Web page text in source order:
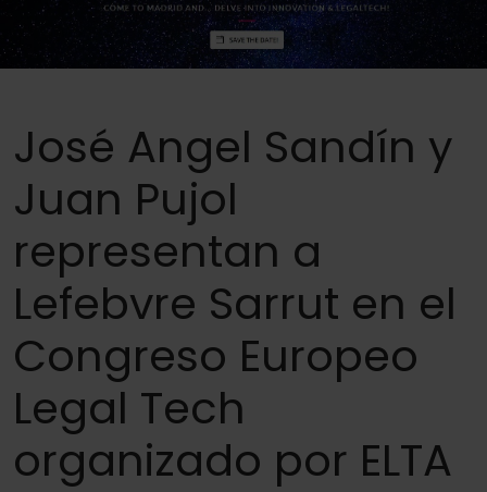
José Angel Sandín y
Juan Pujol
representan a
Lefebvre Sarrut en el
Congreso Europeo
Legal Tech
organizado por ELTA